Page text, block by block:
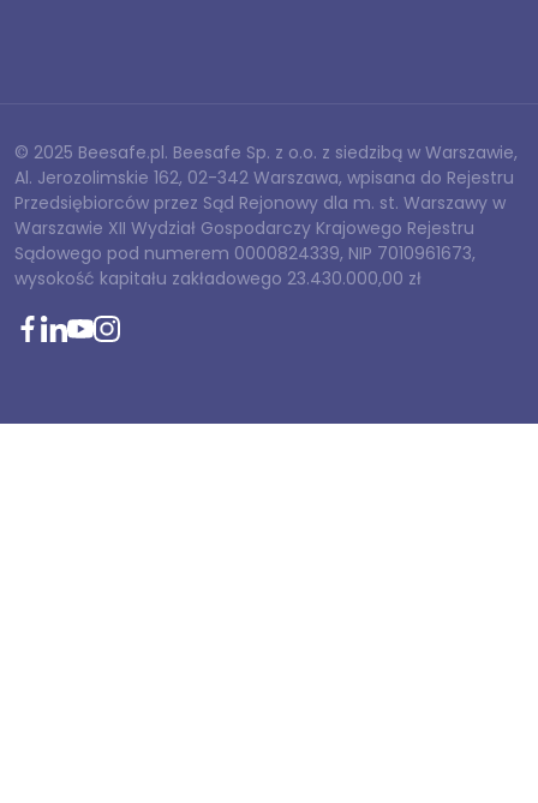
© 2025 Beesafe.pl. Beesafe Sp. z o.o. z siedzibą w Warszawie,
Al. Jerozolimskie 162, 02-342 Warszawa, wpisana do Rejestru
Przedsiębiorców przez Sąd Rejonowy dla m. st. Warszawy w
Warszawie XII Wydział Gospodarczy Krajowego Rejestru
Sądowego pod numerem 0000824339, NIP 7010961673,
wysokość kapitału zakładowego 23.430.000,00 zł